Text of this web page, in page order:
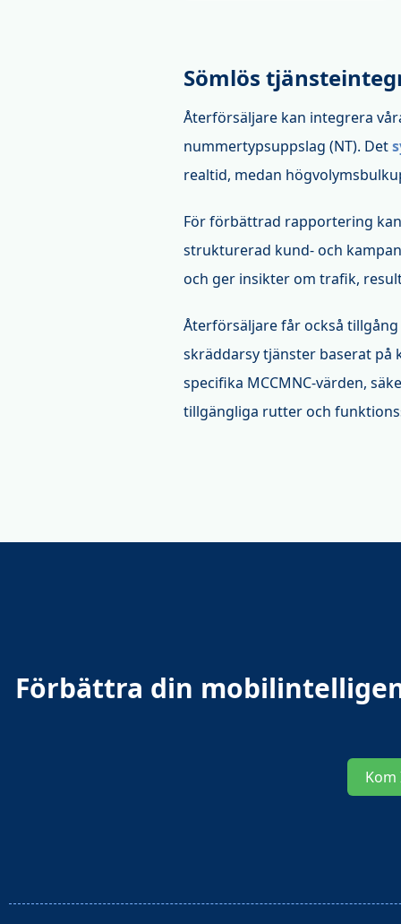
Sömlös
Återförsäljare kan integrera
nummertypsuppslag (NT). Det
realtid, medan
För förbättrad rapportering
strukturerad kund- och
och ger insikter om trafik,
Återförsäljare får också
skräddarsy tjänster baserat på
specifika MCCMNC-värden,
tillgängliga rutter och
Förbättra din
Kom